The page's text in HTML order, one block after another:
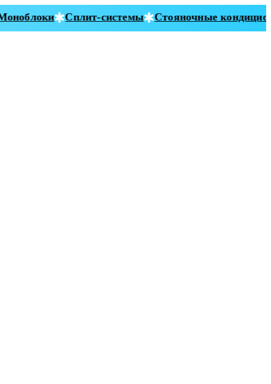
Сплит-системы Стояночные